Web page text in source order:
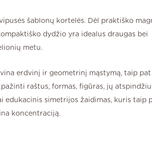
šablonų kortelės. Dėl praktiško
dydžio yra idealus draugas bei
metu.
erdvinį ir geometrinį mąstymą, taip pat
raštus, formas, figūras, jų
edukacinis simetrijos žaidimas, kuris taip
koncentraciją.